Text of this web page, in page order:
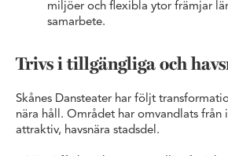
miljöer och flexibla ytor främjar
samarbete.
Trivs i tillgängliga och
Skånes Dansteater har följt
nära håll. Området har omvandlats från
attraktiv, havsnära stadsdel.